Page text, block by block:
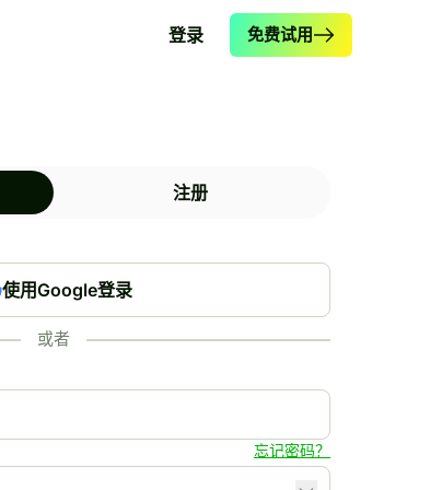
登录 免费试用
注册
使用Google登录
或者
忘记密码？